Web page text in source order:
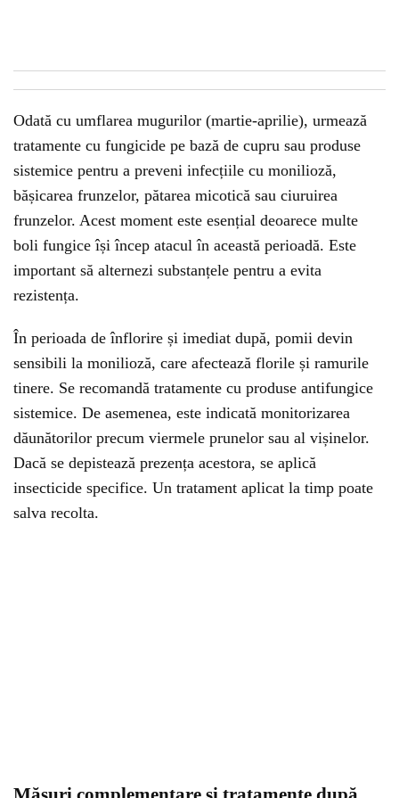
Odată cu umflarea mugurilor (martie-aprilie), urmează
tratamente cu fungicide pe bază de cupru sau produse
sistemice pentru a preveni infecțiile cu monilioză,
bășicarea frunzelor, pătarea micotică sau ciuruirea
frunzelor. Acest moment este esențial deoarece multe
boli fungice își încep atacul în această perioadă. Este
important să alternezi substanțele pentru a evita
rezistența.
În perioada de înflorire și imediat după, pomii devin
sensibili la monilioză, care afectează florile și ramurile
tinere. Se recomandă tratamente cu produse antifungice
sistemice. De asemenea, este indicată monitorizarea
dăunătorilor precum viermele prunelor sau al vișinelor.
Dacă se depistează prezența acestora, se aplică
insecticide specifice. Un tratament aplicat la timp poate
salva recolta.